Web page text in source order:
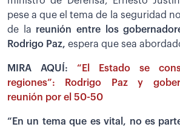
pese a que el tema de la seguridad
de la reunión entre los
Rodrigo Paz, espera que sea
MIRA AQUÍ: “El Estado se
regiones”: Rodrigo Paz y
reunión por el 50-50
“En un tema que es vital, no es